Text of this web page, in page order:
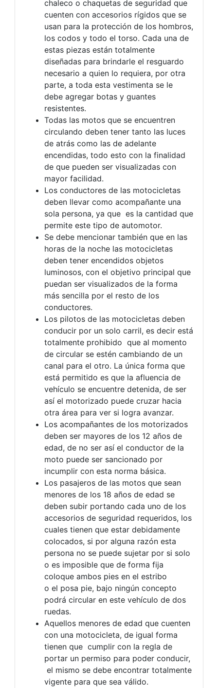
chaleco o chaquetas de seguridad que
cuenten con accesorios rígidos que se
usan para la protección de los hombros,
los codos y todo el torso. Cada una de
estas piezas están totalmente
diseñadas para brindarle el resguardo
necesario a quien lo requiera, por otra
parte, a toda esta vestimenta se le
debe agregar botas y guantes
resistentes.
Todas las motos que se encuentren
circulando deben tener tanto las luces
de atrás como las de adelante
encendidas, todo esto con la finalidad
de que pueden ser visualizadas con
mayor facilidad.
Los conductores de las motocicletas
deben llevar como acompañante una
sola persona, ya que es la cantidad que
permite este tipo de automotor.
Se debe mencionar también que en las
horas de la noche las motocicletas
deben tener encendidos objetos
luminosos, con el objetivo principal que
puedan ser visualizados de la forma
más sencilla por el resto de los
conductores.
Los pilotos de las motocicletas deben
conducir por un solo carril, es decir está
totalmente prohibido que al momento
de circular se estén cambiando de un
canal para el otro. La única forma que
está permitido es que la afluencia de
vehículo se encuentre detenida, de ser
así el motorizado puede cruzar hacia
otra área para ver si logra avanzar.
Los acompañantes de los motorizados
deben ser mayores de los 12 años de
edad, de no ser así el conductor de la
moto puede ser sancionado por
incumplir con esta norma básica.
Los pasajeros de las motos que sean
menores de los 18 años de edad se
deben subir portando cada uno de los
accesorios de seguridad requeridos, los
cuales tienen que estar debidamente
colocados, si por alguna razón esta
persona no se puede sujetar por si solo
o es imposible que de forma fija
coloque ambos pies en el estribo
o el posa pie, bajo ningún concepto
podrá circular en este vehículo de dos
ruedas.
Aquellos menores de edad que cuenten
con una motocicleta, de igual forma
tienen que cumplir con la regla de
portar un permiso para poder conducir,
el mismo se debe encontrar totalmente
vigente para que sea válido.